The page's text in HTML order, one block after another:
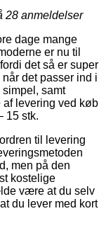
28 anmeldelser
dage mange
er nu til
det så er super
det passer ind i
samt
levering ved køb
15 stk.
til levering
men på den
kostelige
være at du selv
du lever med kort